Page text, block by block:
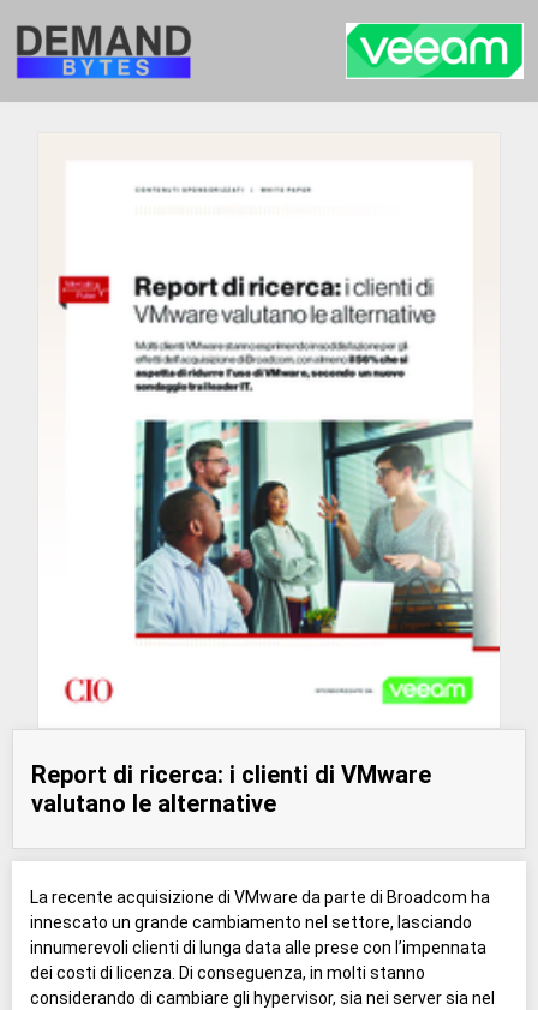
Report di ricerca: i clienti di VMware
valutano le alternative
La recente acquisizione di VMware da parte di Broadcom ha
innescato un grande cambiamento nel settore, lasciando
innumerevoli clienti di lunga data alle prese con l’impennata
dei costi di licenza. Di conseguenza, in molti stanno
considerando di cambiare gli hypervisor, sia nei server sia nel